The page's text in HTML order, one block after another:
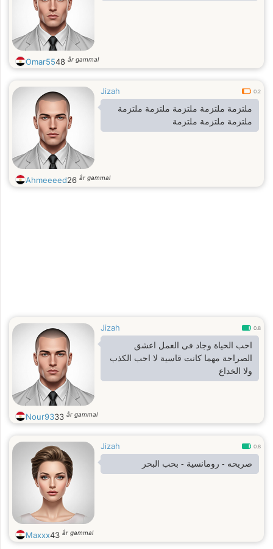
Omar5548 år gammal
Jizah 0.2
ملتزمة ملتزمة ملتزمة ملتزمة ملتزمة
ملتزمة ملتزمة ملتزمة
Ahmeeeed26 år gammal
Jizah 0.8
احب الحياة وجاد فى العمل اعشق
الصراحة مهما كانت قاسية لا احب الكذب
ولا الخداع
Nour9333 år gammal
Jizah 0.8
صريحه - رومانسية - بحب البحر
Maxxx43 år gammal